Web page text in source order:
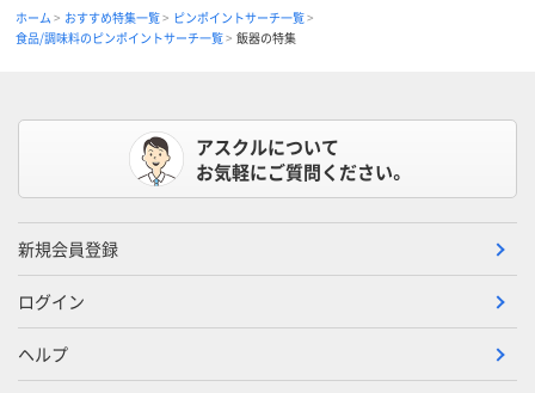
ホーム おすすめ特集一覧
ピンポイントサーチ一覧
食品/調味料のピンポイントサーチ一覧
飯器の特集
アスクルについて
お気軽にご質問ください。
新規会員登録
ログイン
ヘルプ